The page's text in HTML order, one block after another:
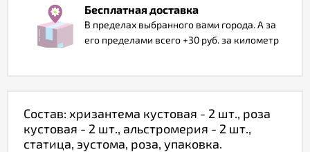
Бесплатная доставка
В пределах выбранного вами города. А за
его пределами всего +30 руб. за километр
Состав: хризантема кустовая - 2 шт., роза
кустовая - 2 шт., альстромерия - 2 шт.,
статица, эустома, роза, упаковка.